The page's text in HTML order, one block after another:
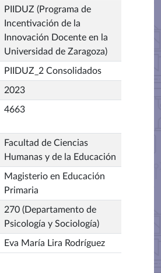
PIIDUZ (Programa de
Incentivación de la
Innovación Docente en la
Universidad de Zaragoza)
PIIDUZ_2 Consolidados
2023
4663
Facultad de Ciencias
Humanas y de la Educación
Magisterio en Educación
Primaria
270 (Departamento de
Psicología y Sociología)
Eva María Lira Rodríguez